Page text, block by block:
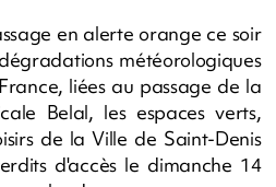
en alerte orange ce soir
météorologiques
liées au passage de la
Belal, les espaces verts,
de la Ville de Saint-Denis
d'accès le dimanche 14